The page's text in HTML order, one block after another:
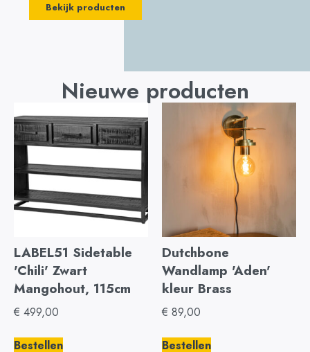
Bekijk producten
Nieuwe producten
LABEL51 Sidetable
'Chili' Zwart
Mangohout, 115cm
€ 499,00
Bestellen
Dutchbone
Wandlamp 'Aden'
kleur Brass
€ 89,00
Bestellen